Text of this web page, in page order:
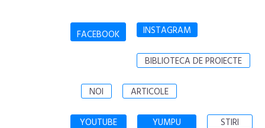
FACEBOOK INSTAGRAM
BIBLIOTECA DE PROIECTE
NOI ARTICOLE
YOUTUBE YUMPU STIRI